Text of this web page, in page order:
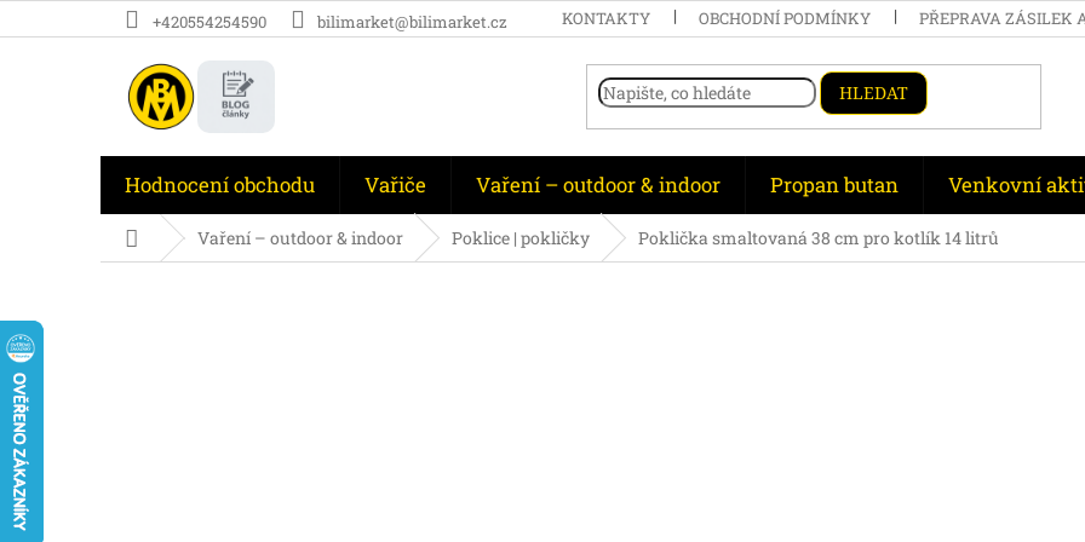
na
+420554254590 bilimarket@bilimarket.cz KONTAKTY OBCHODNÍ PODMÍNKY PŘEPRAVA ZÁSILEK A
HLEDAT
Hodnocení obchodu Vařiče Vaření – outdoor & indoor Propan butan Venkovní
Domů Vaření – outdoor & indoor Poklice | pokličky Poklička smaltovaná 38 cm pro kotlík 14 litrů